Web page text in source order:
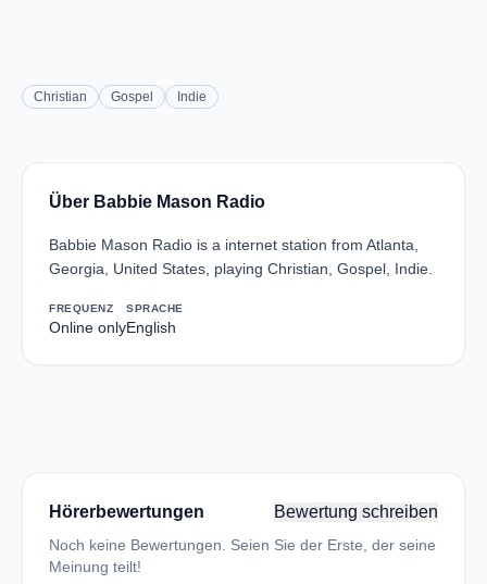
Christian Gospel Indie
Über Babbie Mason Radio
Babbie Mason Radio is a internet station from Atlanta,
Georgia, United States, playing Christian, Gospel, Indie.
FREQUENZ
Online only
SPRACHE
English
Hörerbewertungen Bewertung schreiben
Noch keine Bewertungen. Seien Sie der Erste, der seine
Meinung teilt!